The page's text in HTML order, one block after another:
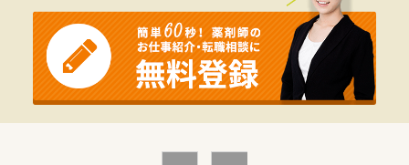
■勤務するスタッフは薬剤師が常勤1名、事務員が1名という体
制になっており、地域に密着しながらじっくりと業務に取り組め
ます。
【法人特徴について】
■医療や介護、福祉、保健、ヘルスケアの5つの柱を展開する売上
高4000億円を超える東証プライム上場グループ企業です。
据えており、長期にわたって安心して勤務できる基盤がありま